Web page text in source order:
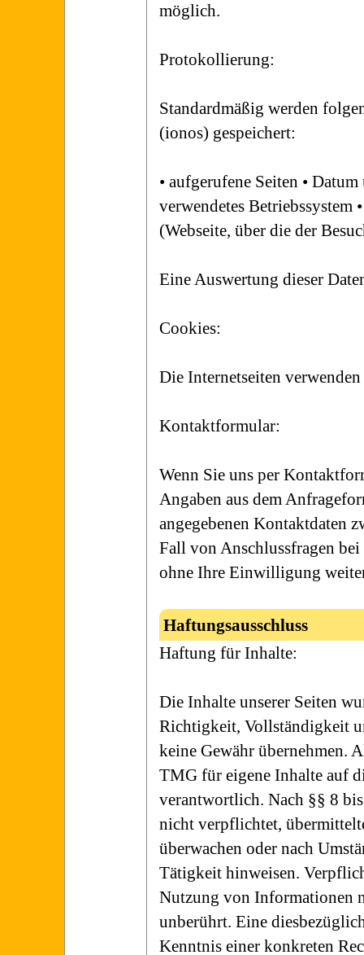
möglich.
Protokollierung:
Standardmäßig werden
(ionos) gespeichert:
• aufgerufene Seiten •
verwendetes Betriebssystem
(Webseite, über die der
Eine Auswertung dieser
Cookies:
Die Internetseiten
Kontaktformular:
Wenn Sie uns per
Angaben aus dem
angegebenen Kontaktdaten
Fall von Anschlussfragen
ohne Ihre Einwilligung
Haftungsausschluss
Haftung für Inhalte:
Die Inhalte unserer Seiten
Richtigkeit, Vollständigkeit
keine Gewähr übernehmen.
TMG für eigene Inhalte auf
verantwortlich. Nach §§ 8
nicht verpflichtet,
überwachen oder nach
Tätigkeit hinweisen.
Nutzung von Informationen
unberührt. Eine
Kenntnis einer konkreten